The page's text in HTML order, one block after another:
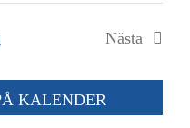
Nästa
KALENDER